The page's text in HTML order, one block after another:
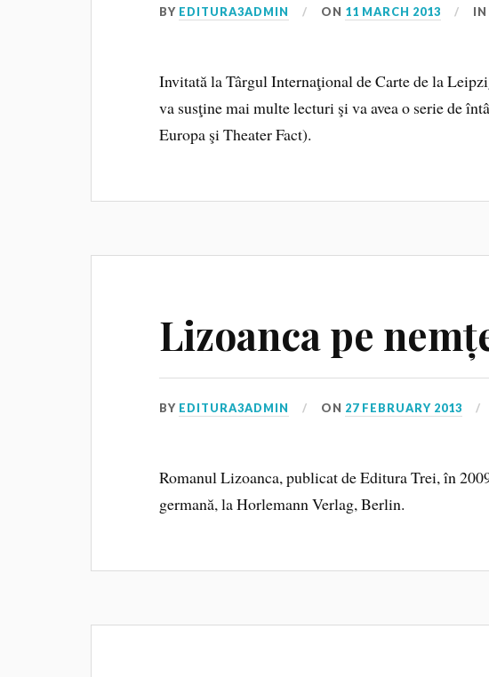
BY EDITURA3ADMIN ON 11 MARCH 2013 IN
Invitată la Târgul Internaţional de Carte de la
va susţine mai multe lecturi şi va avea o serie de
Europa şi Theater Fact).
Lizoanca pe
BY EDITURA3ADMIN ON 27 FEBRUARY 2013
Romanul Lizoanca, publicat de Editura Trei, în
germană, la Horlemann Verlag, Berlin.